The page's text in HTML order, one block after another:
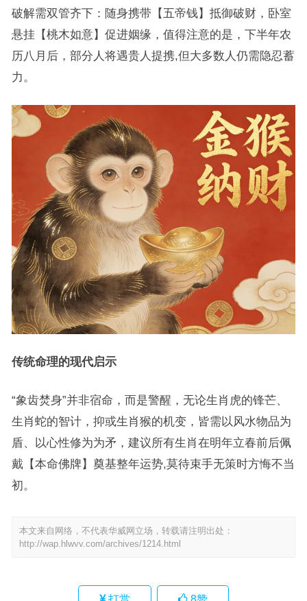
破解需双管齐下：随身携带【五帝钱】抵御破财，卧室
悬挂【桃木如意】促进姻缘，值得注意的是，下半年农
历八月后，部分人将遇贵人提携,但大多数人仍需隐忍蓄
力。
传统命理的现代启示
“象齿焚身”并非宿命，而是警醒，无论生肖虎的锋芒、
生肖蛇的智计，抑或生肖猴的机变，皆需以风水物品为
盾、以心性修为为矛，建议所有生肖在明年立春前后佩
戴【本命佛牌】奠基整年运势,莫待束手无策时方悔不当
初。
本文来自网络，不代表华威网立场，转载请注明出处：
http://wap.hlwvv.com/archives/1214.html